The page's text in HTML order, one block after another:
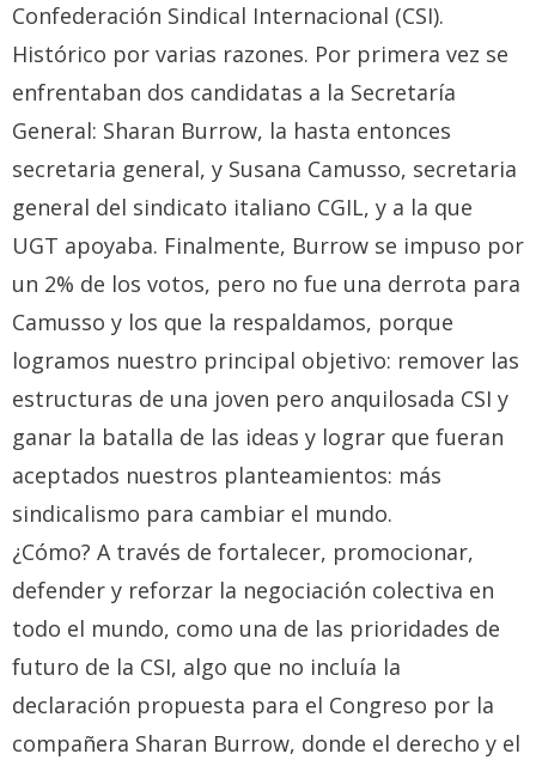
Confederación Sindical Internacional (CSI).
Histórico por varias razones. Por primera vez se
enfrentaban dos candidatas a la Secretaría
General: Sharan Burrow, la hasta entonces
secretaria general, y Susana Camusso, secretaria
general del sindicato italiano CGIL, y a la que
UGT apoyaba. Finalmente, Burrow se impuso por
un 2% de los votos, pero no fue una derrota para
Camusso y los que la respaldamos, porque
logramos nuestro principal objetivo: remover las
estructuras de una joven pero anquilosada CSI y
ganar la batalla de las ideas y lograr que fueran
aceptados nuestros planteamientos: más
sindicalismo para cambiar el mundo.
¿Cómo? A través de fortalecer, promocionar,
defender y reforzar la negociación colectiva en
todo el mundo, como una de las prioridades de
futuro de la CSI, algo que no incluía la
declaración propuesta para el Congreso por la
compañera Sharan Burrow, donde el derecho y el